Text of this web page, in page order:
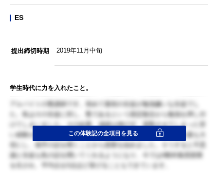
ES
提出締切時期 2019年11月中旬
学生時代に力を入れたこと。
アルバイトの塾講師です。初めて最初の生徒が勉強嫌いな生徒でし
た。私はその生徒に対し、塾であるという固定観念から勉強を押し付
けてしまいました。その結果、成績は伸びず、退塾させてしまった苦
い経験があります。そこから、生徒とのコミュニケーションを最も大
切にし、相手の話を聞くことから授業を始めました。そうすると不思
議と生徒も私の話を聞いてくれるようになり、今では4教科集団授業
この体験記の全項目を見る